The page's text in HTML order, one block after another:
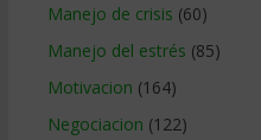
Manejo de crisis (60)
Manejo del estrés (85)
Motivacion (164)
Negociacion (122)